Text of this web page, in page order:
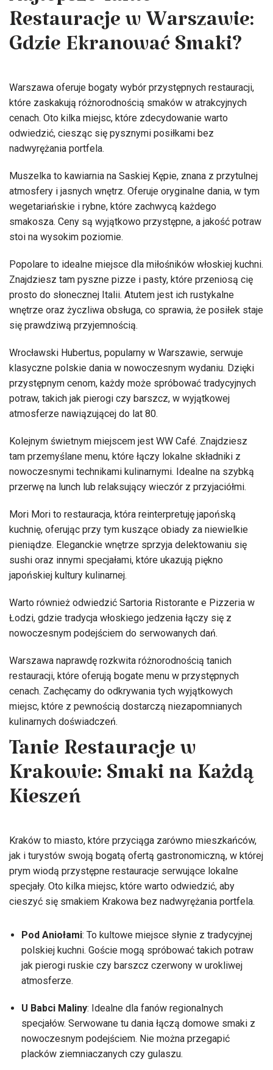
Restauracje w Warszawie:
Gdzie Ekranować Smaki?
Warszawa oferuje bogaty wybór przystępnych restauracji,
które zaskakują różnorodnością smaków w atrakcyjnych
cenach. Oto kilka miejsc, które zdecydowanie warto
odwiedzić, ciesząc się pysznymi posiłkami bez
nadwyrężania portfela.
Muszelka to kawiarnia na Saskiej Kępie, znana z przytulnej
atmosfery i jasnych wnętrz. Oferuje oryginalne dania, w tym
wegetariańskie i rybne, które zachwycą każdego
smakosza. Ceny są wyjątkowo przystępne, a jakość potraw
stoi na wysokim poziomie.
Popolare to idealne miejsce dla miłośników włoskiej kuchni.
Znajdziesz tam pyszne pizze i pasty, które przeniosą cię
prosto do słonecznej Italii. Atutem jest ich rustykalne
wnętrze oraz życzliwa obsługa, co sprawia, że posiłek staje
się prawdziwą przyjemnością.
Wrocławski Hubertus, popularny w Warszawie, serwuje
klasyczne polskie dania w nowoczesnym wydaniu. Dzięki
przystępnym cenom, każdy może spróbować tradycyjnych
potraw, takich jak pierogi czy barszcz, w wyjątkowej
atmosferze nawiązującej do lat 80.
Kolejnym świetnym miejscem jest WW Café. Znajdziesz
tam przemyślane menu, które łączy lokalne składniki z
nowoczesnymi technikami kulinarnymi. Idealne na szybką
przerwę na lunch lub relaksujący wieczór z przyjaciółmi.
Mori Mori to restauracja, która reinterpretuję japońską
kuchnię, oferując przy tym kuszące obiady za niewielkie
pieniądze. Eleganckie wnętrze sprzyja delektowaniu się
sushi oraz innymi specjałami, które ukazują piękno
japońskiej kultury kulinarnej.
Warto również odwiedzić Sartoria Ristorante e Pizzeria w
Łodzi, gdzie tradycja włoskiego jedzenia łączy się z
nowoczesnym podejściem do serwowanych dań.
Warszawa naprawdę rozkwita różnorodnością tanich
restauracji, które oferują bogate menu w przystępnych
cenach. Zachęcamy do odkrywania tych wyjątkowych
miejsc, które z pewnością dostarczą niezapomnianych
kulinarnych doświadczeń.
Tanie Restauracje w
Krakowie: Smaki na Każdą
Kieszeń
Kraków to miasto, które przyciąga zarówno mieszkańców,
jak i turystów swoją bogatą ofertą gastronomiczną, w której
prym wiodą przystępne restauracje serwujące lokalne
specjały. Oto kilka miejsc, które warto odwiedzić, aby
cieszyć się smakiem Krakowa bez nadwyrężania portfela.
Pod Aniołami: To kultowe miejsce słynie z tradycyjnej
polskiej kuchni. Goście mogą spróbować takich potraw
jak pierogi ruskie czy barszcz czerwony w urokliwej
atmosferze.
U Babci Maliny: Idealne dla fanów regionalnych
specjałów. Serwowane tu dania łączą domowe smaki z
nowoczesnym podejściem. Nie można przegapić
placków ziemniaczanych czy gulaszu.